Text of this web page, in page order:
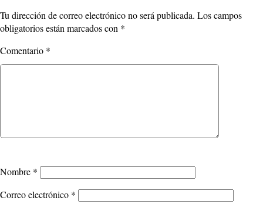
Tu dirección de correo electrónico no será publicada. Los campos
obligatorios están marcados con *
Comentario *
Nombre *
Correo electrónico *